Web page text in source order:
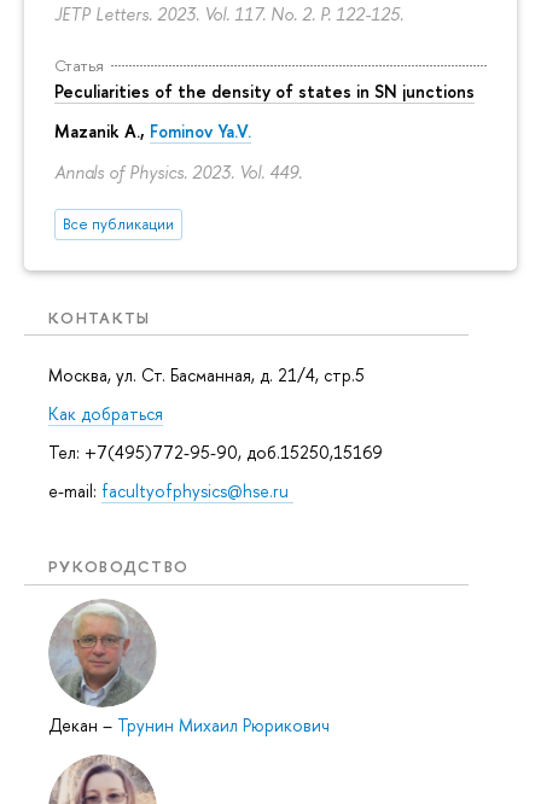
JETP Letters. 2023. Vol. 117. No. 2. P. 122-125.
Статья
Peculiarities of the density of states in SN junctions
Mazanik A., Fominov Ya.V.
Annals of Physics. 2023. Vol. 449.
Все публикации
КОНТАКТЫ
Москва, ул. Ст. Басманная, д. 21/4, стр.5
Как добраться
Тел: +7(495)772-95-90, доб.15250,15169
e-mail: facultyofphysics@hse.ru
РУКОВОДСТВО
Декан – Трунин Михаил Рюрикович